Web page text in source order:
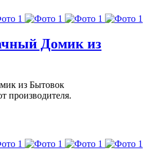
Домик из
из Бытовок
производителя.